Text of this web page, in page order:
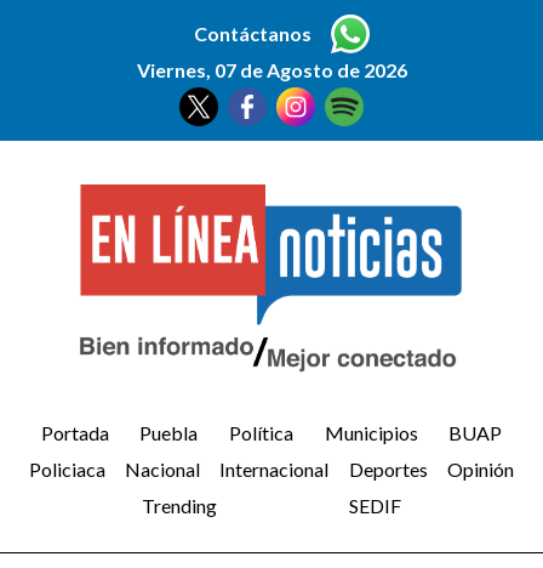
Contáctanos
Viernes, 07 de Agosto de 2026
Portada Puebla Política Municipios
BUAP
Policiaca
Nacional Internacional Deportes
Opinión
Trending
SEDIF